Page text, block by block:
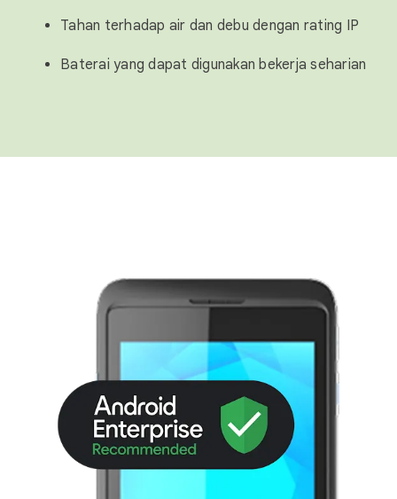
Tahan terhadap air dan debu dengan rating IP
Baterai yang dapat digunakan bekerja seharian